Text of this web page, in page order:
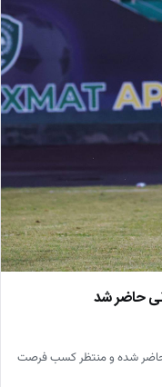
حاضر شد
حاضر شده و منتظر کسب فرصت